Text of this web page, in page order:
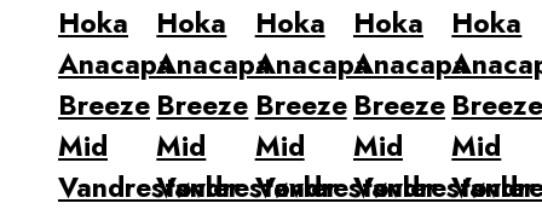
Hoka
Anacapa
Breeze
Mid
Vandrestøvler
Hoka
Anacapa
Breeze
Mid
Vandrestøvler
Hoka
Anacapa
Breeze
Mid
Vandrestøvler
Hoka
Anacapa
Breeze
Mid
Vandrestøvler
Hoka
Mid